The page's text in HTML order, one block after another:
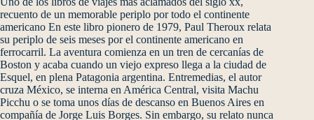
recuento de un memorable periplo por todo el continente
americano En este libro pionero de 1979, Paul Theroux relata
su periplo de seis meses por el continente americano en
ferrocarril. La aventura comienza en un tren de cercanías de
Boston y acaba cuando un viejo expreso llega a la ciudad de
Esquel, en plena Patagonia argentina. Entremedias, el autor
cruza México, se interna en América Central, visita Machu
Picchu o se toma unos días de descanso en Buenos Aires en
compañía de Jorge Luis Borges. Sin embargo, su relato nunca